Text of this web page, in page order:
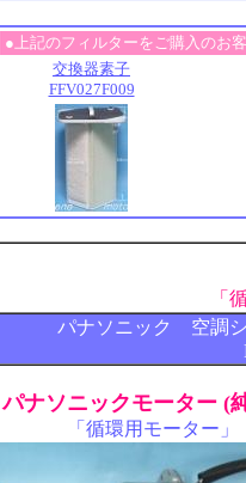
●上記のフィルターをご購入のお
交換器素子
FFV027F009
「
パナソニック 空調
パナソニックモーター (
「循環用モーター」